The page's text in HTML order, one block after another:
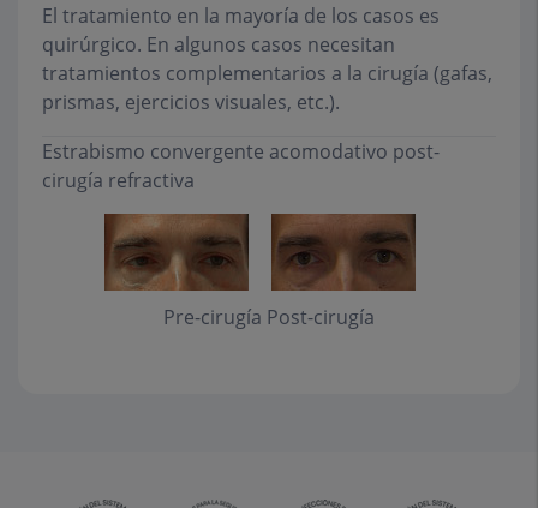
El tratamiento en la mayoría de los casos es
quirúrgico. En algunos casos necesitan
tratamientos complementarios a la cirugía (gafas,
prismas, ejercicios visuales, etc.).
Estrabismo convergente acomodativo post-
cirugía refractiva
Pre-cirugía Post-cirugía